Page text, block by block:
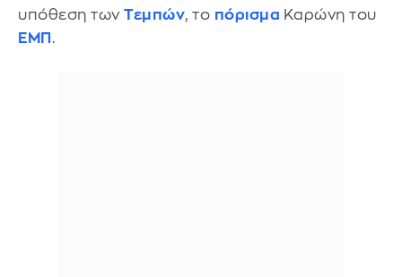
υπόθεση των Τεμπών, το πόρισμα Καρώνη του
ΕΜΠ .